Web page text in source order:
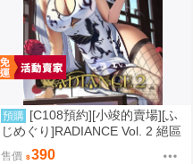
預購 [C108預約][小竣的賣場][ふ
じめぐり]RADIANCE Vol. 2 絕區
零 同人誌id=3755087
售價 390